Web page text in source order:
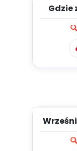
Gdzie